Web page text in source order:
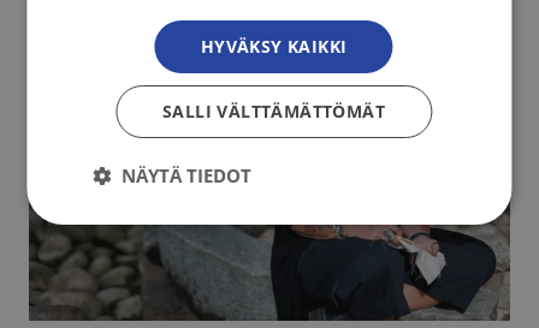
HYVÄKSY KAIKKI
SALLI VÄLTTÄMÄTTÖMÄT
NÄYTÄ TIEDOT